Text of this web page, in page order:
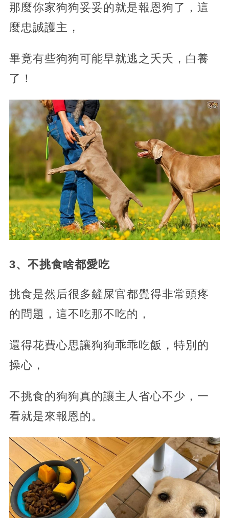
那麼你家狗狗妥妥的就是報恩狗了，這
麼忠誠護主，
畢竟有些狗狗可能早就逃之夭夭，白養
了！
3、不挑食啥都愛吃
挑食是然后很多鏟屎官都覺得非常頭疼
的問題，這不吃那不吃的，
還得花費心思讓狗狗乖乖吃飯，特別的
操心，
不挑食的狗狗真的讓主人省心不少，一
看就是來報恩的。